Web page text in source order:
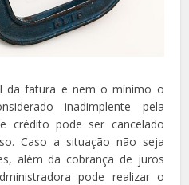
da fatura e nem o mínimo o
inadimplente pela
crédito pode ser cancelado
Caso a situação não seja
além da cobrança de juros
pode realizar o